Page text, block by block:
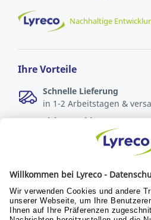
Nachhaltige
Ihre Vorteile
Schnelle Lieferung
in 1-2 Arbeitstagen &
Sichere Zahlungsarten
Rechnung oder Kreditkarte
Kostenlose
Verantwortung